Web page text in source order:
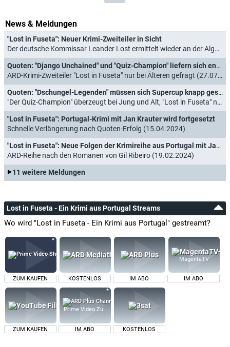
News & Meldungen
"Lost in Fuseta": Neuer Krimi-Zweiteiler in Sicht
Der deutsche Kommissar Leander Lost ermittelt wieder an der Algarve (17.03.2026)
Quoten: "Django Unchained" und "Quiz-Champion" liefern sich enges Rennen um junges Publikum
ARD-Krimi-Zweiteiler "Lost in Fuseta" nur bei Älteren gefragt (27.07.2025)
Quoten: "Dschungel-Legenden" müssen sich Supercup knapp geschlagen geben
"Der Quiz-Champion" überzeugt bei Jung und Alt, "Lost in Fuseta" nur die Älteren (18.08.2024)
"Lost in Fuseta": Portugal-Krimi mit Jan Krauter wird fortgesetzt
Schnelle Verlängerung nach Quoten-Erfolg (15.04.2024)
"Lost in Fuseta": Neue Folgen der Krimireihe aus Portugal mit Jan Krauter in Sicht
ARD-Reihe nach den Romanen von Gil Ribeiro (19.02.2024)
11 weitere Meldungen
Lost in Fuseta - Ein Krimi aus Portugal Streams
Wo wird "Lost in Fuseta - Ein Krimi aus Portugal" gestreamt?
ZUM KAUFEN KOSTENLOS IM ABO
MagentaTV
IM ABO
ZUM KAUFEN
Prime Video Zusatz-Kanäle
IM ABO KOSTENLOS